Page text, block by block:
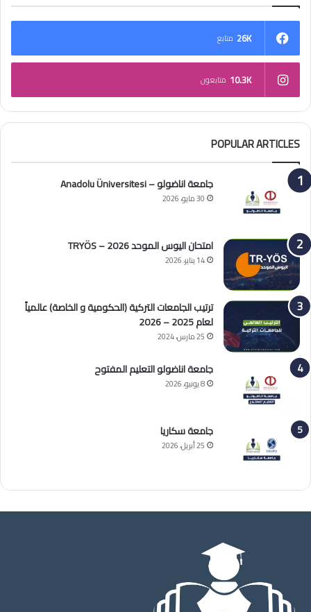
26K متابع
10.3K متابعون
POPULAR ARTICLES
جامعة اناضولو – Anadolu Üniversitesi
30 مايو، 2026
امتحان اليوس الموحد 2026 – TRYÖS
14 يناير، 2026
ترتيب الجامعات التركية (الحكومية و الخاصة) عالمياً
لعام 2025 – 2026
25 مارس، 2024
جامعة اناضولو التعليم المفتوح
8 يونيو، 2026
جامعة سكاريا
25 أبريل، 2026